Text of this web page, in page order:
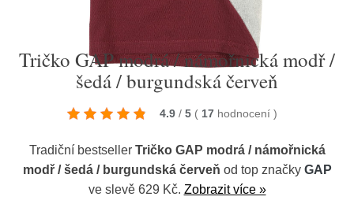
Tričko GAP modrá / námořnická modř /
šedá / burgundská červeň
4.9 / 5 ( 17 hodnocení )
Tradiční bestseller Tričko GAP modrá / námořnická
modř / šedá / burgundská červeň od top značky GAP
ve slevě 629 Kč. Zobrazit více »